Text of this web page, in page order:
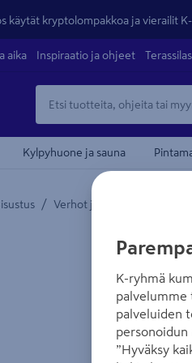
käytät kryptolompakkoa ja vierailit K-
aika Inspiraatio ja ohjeet
Kylpyhuone ja sauna
/ Verhot ja verhotarvikkeet
löytyy Tuotteen kuvaus -
K-ryhmä
palvelumme
palveluiden
personoidun
”Hyväksy